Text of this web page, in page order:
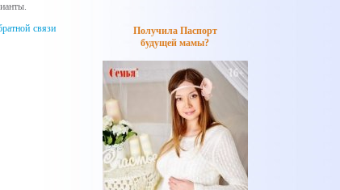
связи
Получила Паспорт
будущей мамы?